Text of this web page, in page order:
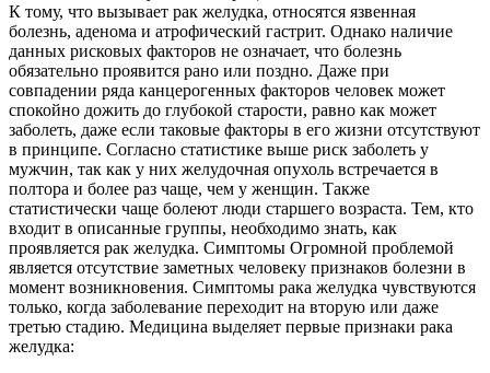
К тому, что вызывает рак желудка, относятся язвенная
болезнь, аденома и атрофический гастрит. Однако наличие
данных рисковых факторов не означает, что болезнь
обязательно проявится рано или поздно. Даже при
совпадении ряда канцерогенных факторов человек может
спокойно дожить до глубокой старости, равно как может
заболеть, даже если таковые факторы в его жизни отсутствуют
в принципе. Согласно статистике выше риск заболеть у
мужчин, так как у них желудочная опухоль встречается в
полтора и более раз чаще, чем у женщин. Также
статистически чаще болеют люди старшего возраста. Тем, кто
входит в описанные группы, необходимо знать, как
проявляется рак желудка. Симптомы Огромной проблемой
является отсутствие заметных человеку признаков болезни в
момент возникновения. Симптомы рака желудка чувствуются
только, когда заболевание переходит на вторую или даже
третью стадию. Медицина выделяет первые признаки рака
желудка: